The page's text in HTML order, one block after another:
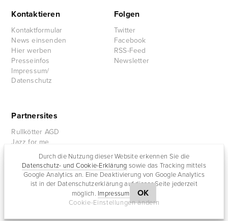
Durch die Nutzung dieser Website erkennen Sie die
Datenschutz- und Cookie-Erklärung sowie das Tracking mittels
Google Analytics an. Eine Deaktivierung von Google Analytics
ist in der Datenschutzerklärung auf dieser Seite jederzeit
möglich. Impressum OK
Cookie-Einstellungen ändern
Kontaktieren
Kontaktformular
News einsenden
Hier werben
Presseinfos
Impressum/
Datenschutz
Folgen
Twitter
Facebook
RSS-Feed
Newsletter
Partnersites
Rullkötter AGD
Jazz for me